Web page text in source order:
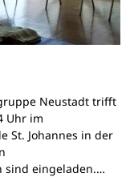
Neustadt trifft
Uhr im
St. Johannes in der
sind eingeladen.…